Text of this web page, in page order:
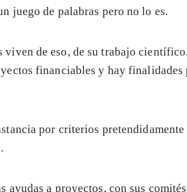
juego de palabras pero no lo es.
de eso, de su trabajo
financiables y hay
por criterios
ayudas a proyectos, con sus